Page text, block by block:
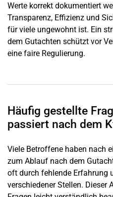
Werte korrekt dokumentiert
Transparenz, Effizienz und
für viele ungewohnt ist. Ein
dem Gutachten schützt vor
eine faire Regulierung.
Häufig gestellte
passiert nach dem
Viele Betroffene haben nach
zum Ablauf nach dem
oft durch fehlende Erfahrung
verschiedener Stellen.